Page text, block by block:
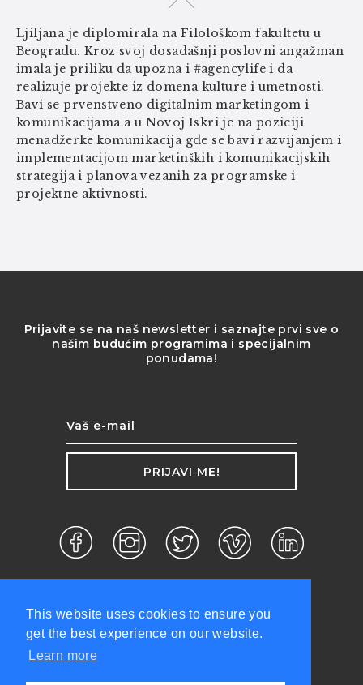
This website uses cookies to ensure you
get the best experience on our website.
Learn more
Ljiljana je diplomirala na Filološkom fakultetu u
Beogradu. Kroz svoj dosadašnji poslovni angažman
imala je priliku da upozna i #agencylife i da
realizuje projekte iz domena kulture i umetnosti.
Bavi se prvenstveno digitalnim marketingom i
komunikacijama a u Novoj Iskri je na poziciji
menadžerke komunikacija gde se bavi razvijanjem i
implementacijom marketinških i komunikacijskih
strategija i planova vezanih za programske i
projektne aktivnosti.
Prijavite se na naš newsletter i saznajte prvi sve o
našim budućim programima i specijalnim
ponudama!
PRIJAVI ME!